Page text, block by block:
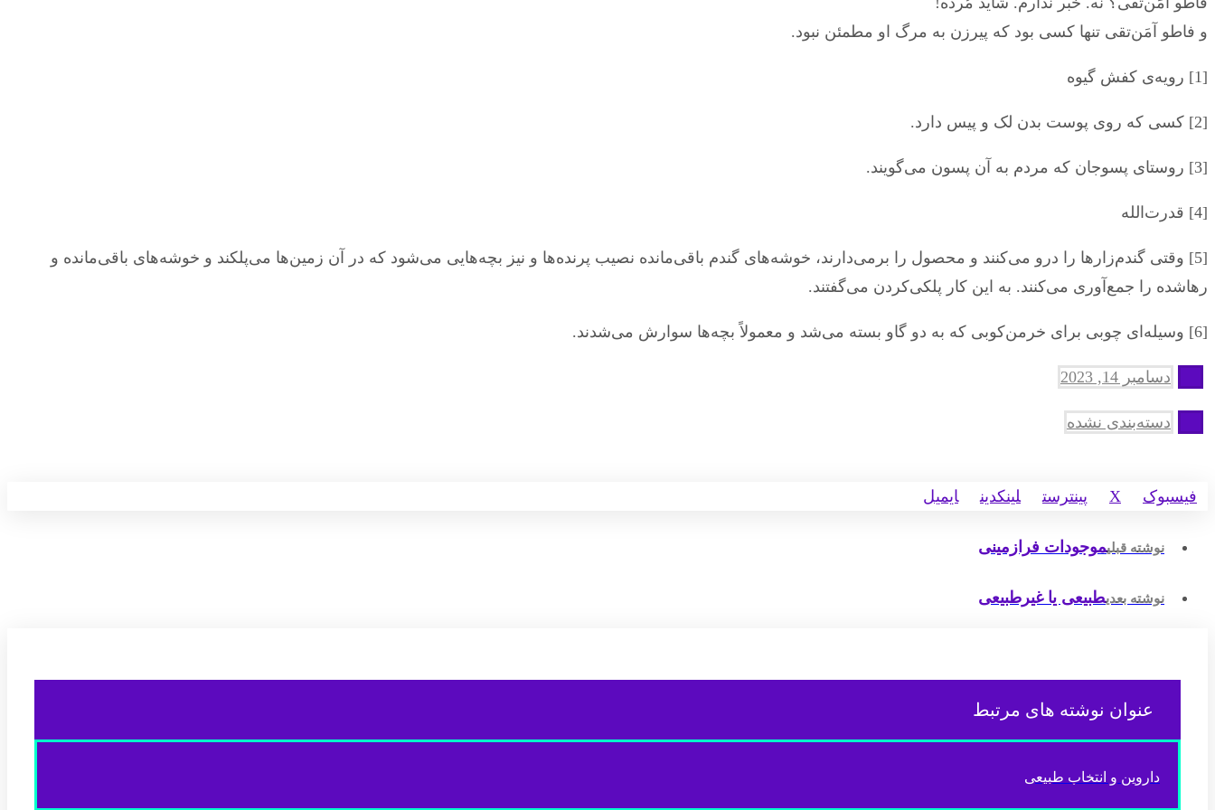
و فاطو آمَن‌تقی تنها کسی بود که پیرزن به مرگ او مطمئن نبود.
[1] رویه‌ی کفش گیوه
[2] کسی که روی پوست بدن لک و پیس دارد.
[3] روستای پسوجان که مردم به آن پسون می‌گویند.
[4] قدرت‌الله
[5] وقتی گندم‌زارها را درو می‌کنند و محصول را برمی‌دارند، خوشه‌های گندم باقی‌مانده نصیب پرنده‌ها و نیز بچه‌هایی می‌شود که در آن زمین‌ها می‌پلکند و خوشه‌های باقی‌مانده و
رهاشده را جمع‌آوری می‌کنند. به این کار پلکی‌کردن می‌گفتند.
[6] وسیله‌ای چوبی برای خرمن‌کوبی که به دو گاو بسته می‌شد و معمولاً بچه‌ها سوارش می‌شدند.
دسامبر 14, 2023
دسته‌بندی نشده
فیسبوک X پینترست لینکدین ایمیل
نوشته قبلیموجودات فرازمینی
نوشته بعدیطبیعی یا غیرطبیعی
عنوان ‫نوشته های مرتبط
داروین و انتخاب طبیعی